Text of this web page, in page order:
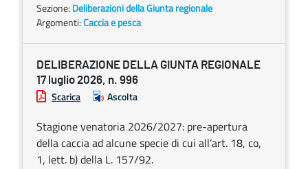
Sezione: Deliberazioni della Giunta regionale
Argomenti:Caccia e pesca
DELIBERAZIONE DELLA GIUNTA REGIONALE
17 luglio 2026, n. 996
Scarica Ascolta
Stagione venatoria 2026/2027: pre-apertura
della caccia ad alcune specie di cui all’art. 18, co,
1, lett. b) della L. 157/92.